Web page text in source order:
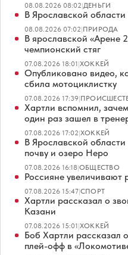
08.08.2026 08:02|ДЕНЬГИ
В Ярославской
08.08.2026 07:02|ПРИРОДА
В ярославской «Арене
чемпионский стяг
07.08.2026 18:01|ХОККЕЙ
Опубликовано видео,
сбила мотоциклистку
07.08.2026 17:39|
Хартли вспомнил,
один раз зашел в
07.08.2026 17:02|ХОККЕЙ
В Ярославской
почву и озеро Неро
07.08.2026 16:18|ОБЩЕСТВО
Россияне
07.08.2026 15:47|СПОРТ
Хартли рассказал о
Казани
07.08.2026 15:01|ХОККЕЙ
Боб Хартли рассказал
плей-офф в